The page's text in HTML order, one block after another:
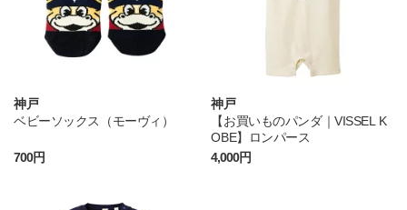
神戸
ベビーソックス（モーヴィ）
700円
神戸
【お買いものパンダ｜VISSEL K
OBE】ロンパース
4,000円